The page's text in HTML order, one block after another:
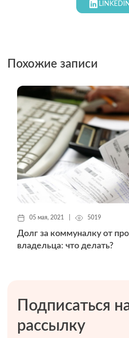
LINKEDIN
Похожие записи
05 мая, 2021 5019
Долг за коммуналку от
владельца: что делать?
Подписаться
рассылку